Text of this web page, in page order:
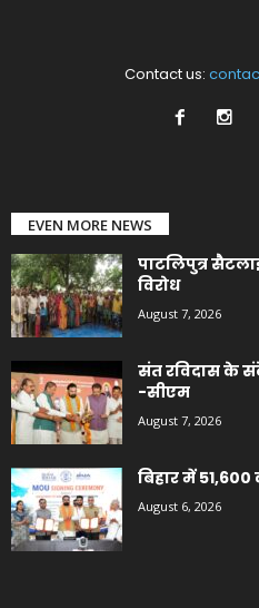
Contact us:
EVEN MORE NEWS
पाटलिपुत्र
विरोध
August 7, 2026
संत रविदास के
-सीएम
August 7, 2026
बिहार में
August 6, 2026